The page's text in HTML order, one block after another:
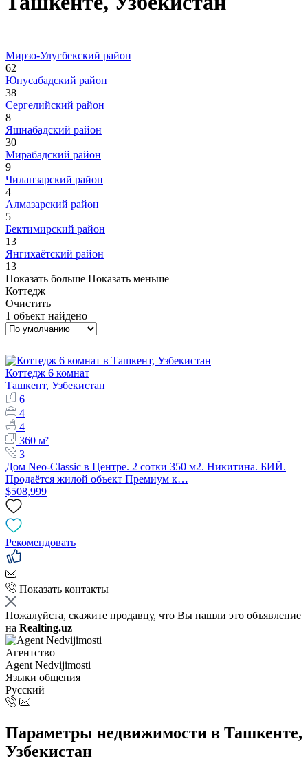
Мирзо-Улугбекский район
62
Юнусабадский район
38
Сергелийский район
8
Яшнабадский район
30
Мирабадский район
9
Чиланзарский район
4
Алмазарский район
5
Бектимирский район
13
Янгихаётский район
13
Показать больше Показать меньше
Коттедж
Очистить
1 объект найдено
Коттедж 6 комнат
Ташкент, Узбекистан
6
4
4
360 м²
3
Дом Neo-Classic в Центре. 2 сотки 350 м2. Никитина. БИЙ.
Продаётся жилой объект Премиум к…
$508,999
Рекомендовать
Показать контакты
Пожалуйста, скажите продавцу, что Вы нашли это объявление
на Realting.uz
Агентство
Agent Nedvijimosti
Языки общения
Русский
Параметры недвижимости в Ташкенте,
Узбекистан